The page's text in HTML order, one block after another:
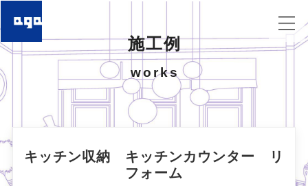
施工例
works
キッチン収納 キッチンカウンター リ
フォーム